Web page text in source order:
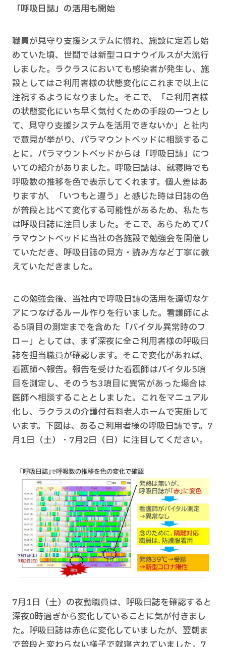
「呼吸日誌」の活用も開始
職員が見守り支援システムに慣れ、施設に定着し始
めていた頃、世間では新型コロナウイルスが大流行
しました。ラクラスにおいても感染者が発生し、施
設としてはご利用者様の状態変化にこれまで以上に
注視するようになりました。そこで、「ご利用者様
の状態変化にいち早く気付くための手段の一つとし
て、見守り支援システムを活用できないか」と社内
で意見が挙がり、パラマウントベッドに相談するこ
とに。パラマウントベッドからは「呼吸日誌」につ
いての紹介がありました。呼吸日誌は、就寝時でも
呼吸数の推移を色で表示してくれます。個人差はあ
りますが、「いつもと違う」と感じた時は日誌の色
が普段と比べて変化する可能性があるため、私たち
は呼吸日誌に注目しました。そこで、あらためてパ
ラマウントベッドに当社の各施設で勉強会を開催し
ていただき、呼吸日誌の見方・読み方など丁寧に教
えていただきました。
この勉強会後、当社内で呼吸日誌の活用を適切なケ
アにつなげるルール作りを行いました。看護師によ
る5項目の測定までを含めた「バイタル異常時のフ
ロー」としては、まず深夜に全ご利用者様の呼吸日
誌を担当職員が確認します。そこで変化があれば、
看護師へ報告。報告を受けた看護師はバイタル5項
目を測定し、そのうち3項目に異常があった場合は
医師へ相談することとしました。これをマニュアル
化し、ラクラスの介護付有料老人ホームで実施して
います。下図は、あるご利用者様の呼吸日誌です。7
月1日（土）・7月2日（日）に注目してください。
7月1日（土）の夜勤職員は、呼吸日誌を確認すると
深夜0時過ぎから変化していることに気が付きまし
た。呼吸日誌は赤色に変化していましたが、翌朝ま